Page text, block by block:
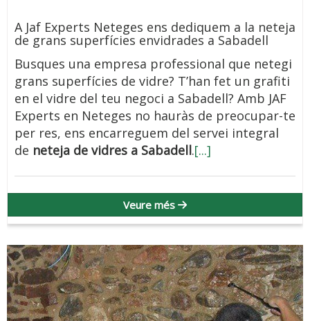
A Jaf Experts Neteges ens dediquem a la neteja
de grans superfícies envidrades a Sabadell
Busques una empresa professional que netegi
grans superfícies de vidre? T’han fet un grafiti
en el vidre del teu negoci a Sabadell? Amb JAF
Experts en Neteges no hauràs de preocupar-te
per res, ens encarreguem del servei integral
de neteja de vidres a Sabadell.[...]
Veure més